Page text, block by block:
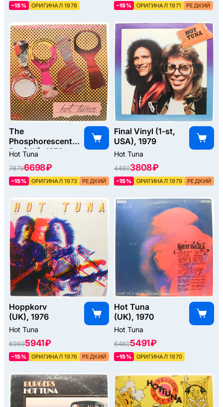
–15% ОРИГИНАЛ 1978 –15% ОРИГИНАЛ 1971 РЕДКИЙ
The
Phosphorescent
Rat (UK), 1973
Hot Tuna
78796698 ₽
–15% ОРИГИНАЛ 1973 РЕДКИЙ
Final Vinyl (1-st,
USA), 1979
Hot Tuna
44803808 ₽
–15% ОРИГИНАЛ 1979 РЕДКИЙ
Hoppkorv
(UK), 1976
Hot Tuna
69895941 ₽
–15% ОРИГИНАЛ 1976 РЕДКИЙ
Hot Tuna
(UK), 1970
Hot Tuna
64605491 ₽
–15% ОРИГИНАЛ 1970